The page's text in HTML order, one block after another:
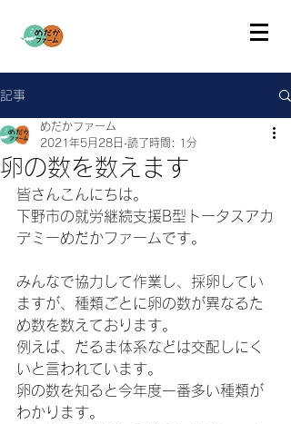
記事
卵の数を数えます
めだかファーム
2021年5月28日 読了時間: 1分
皆さんこんにちは。
下野市の就労継続支援B型トータスアカ
デミーめだかファームです。
みんなで協力して作業し、採卵してい
ますが、種類ごとに卵の数が異なるた
め数を数えております。
例えば、だるま体系などは交配しにく
いと言われています。
卵の数を知ると今年度一番多い種類が
わかります。